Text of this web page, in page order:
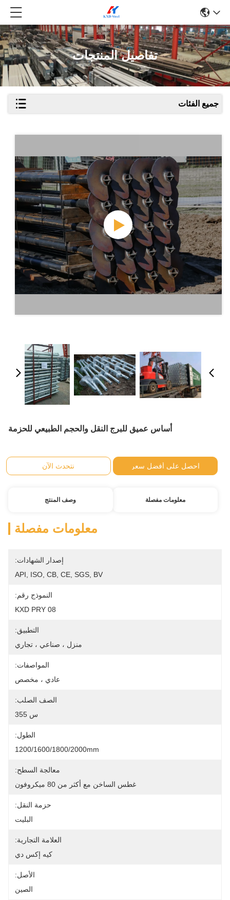
تفاصيل المنتجات
جميع الفئات
أساس عميق للبرج النقل والحجم الطبيعي للحزمة
احصل على أفضل سعر نتحدث الآن
معلومات مفصلة وصف المنتج
معلومات مفصلة
إصدار الشهادات:
API, ISO, CB, CE, SGS, BV
النموذج رقم:
KXD PRY 08
التطبيق:
منزل ، صناعي ، تجاري
المواصفات:
عادي ، مخصص
الصف الصلب:
س 355
الطول:
1200/1600/1800/2000mm
معالجة السطح:
غطس الساخن مع أكثر من 80 ميكروفون
حزمة النقل:
البليت
العلامة التجارية:
كيه إكس دي
الأصل:
الصين